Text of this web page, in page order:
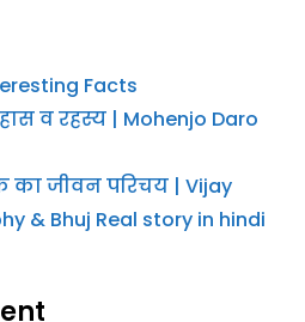
व रहस्य | Mohenjo Daro
जीवन परिचय | Vijay
& Bhuj Real story in hindi